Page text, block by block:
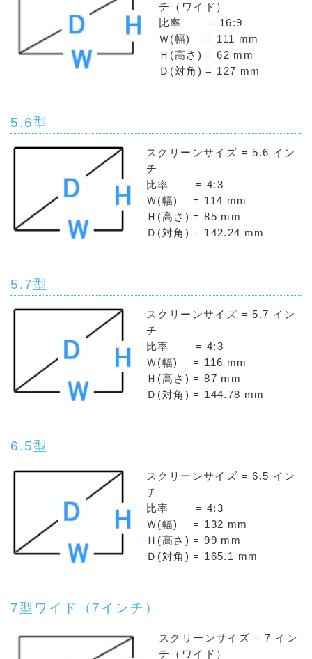
チ（ワイド）
比率 = 16:9
Ｗ(幅) = 111 mm
Ｈ(高さ) = 62 mm
Ｄ(対角) = 127 mm
5.6型
スクリーンサイズ = 5.6 イン
チ
比率 = 4:3
Ｗ(幅) = 114 mm
Ｈ(高さ) = 85 mm
Ｄ(対角) = 142.24 mm
5.7型
スクリーンサイズ = 5.7 イン
チ
比率 = 4:3
Ｗ(幅) = 116 mm
Ｈ(高さ) = 87 mm
Ｄ(対角) = 144.78 mm
6.5型
スクリーンサイズ = 6.5 イン
チ
比率 = 4:3
Ｗ(幅) = 132 mm
Ｈ(高さ) = 99 mm
Ｄ(対角) = 165.1 mm
7型ワイド（7インチ）
スクリーンサイズ = 7 イン
チ（ワイド）